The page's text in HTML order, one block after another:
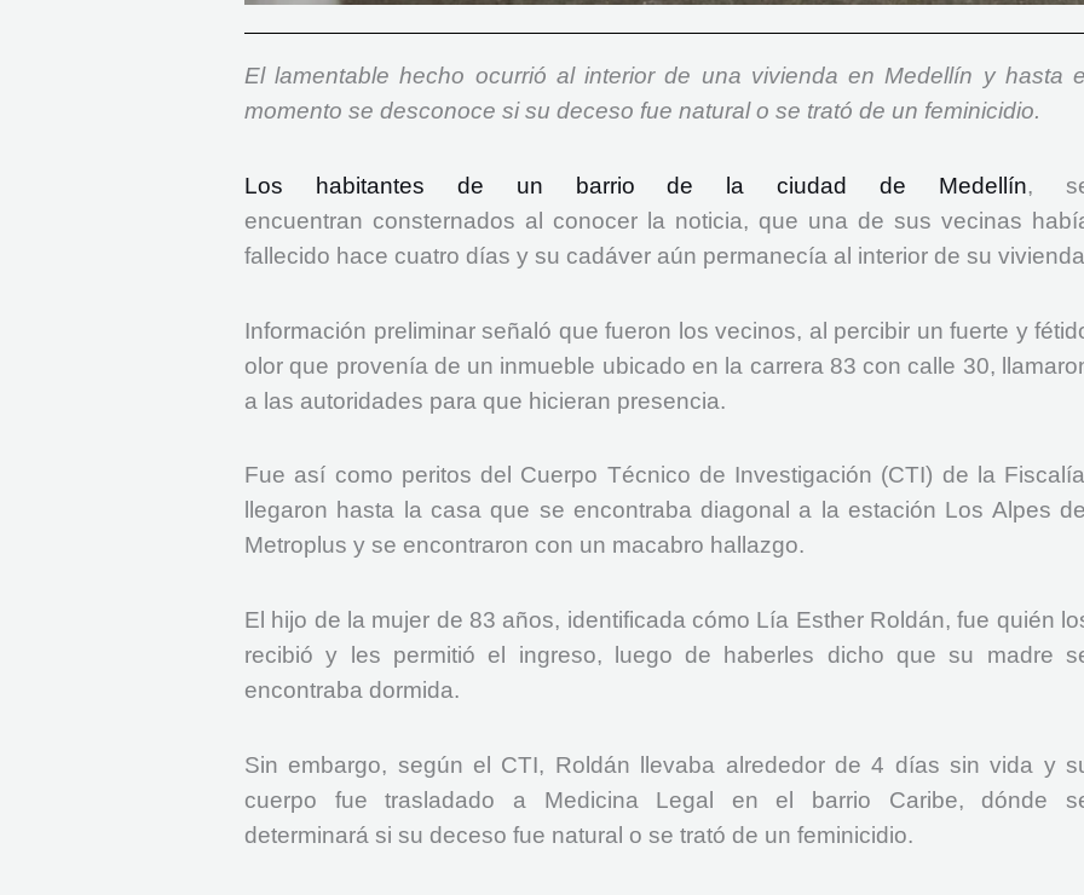
El lamentable hecho ocurrió al interior de una vivienda en Medellín y hasta
momento se desconoce si su deceso fue natural o se trató de un feminicidio.
Los habitantes de un barrio de la ciudad de Medellín,
encuentran consternados al conocer la noticia, que una de sus vecinas
fallecido hace cuatro días y su cadáver aún permanecía al interior de su
Información preliminar señaló que fueron los vecinos, al percibir un fuerte y
olor que provenía de un inmueble ubicado en la carrera 83 con calle 30,
a las autoridades para que hicieran presencia.
Fue así como peritos del Cuerpo Técnico de Investigación (CTI) de la
llegaron hasta la casa que se encontraba diagonal a la estación Los Alpes
Metroplus y se encontraron con un macabro hallazgo.
El hijo de la mujer de 83 años, identificada cómo Lía Esther Roldán, fue quién
recibió y les permitió el ingreso, luego de haberles dicho que su madre
encontraba dormida.
Sin embargo, según el CTI, Roldán llevaba alrededor de 4 días sin vida y
cuerpo fue trasladado a Medicina Legal en el barrio Caribe, dónde
determinará si su deceso fue natural o se trató de un feminicidio.